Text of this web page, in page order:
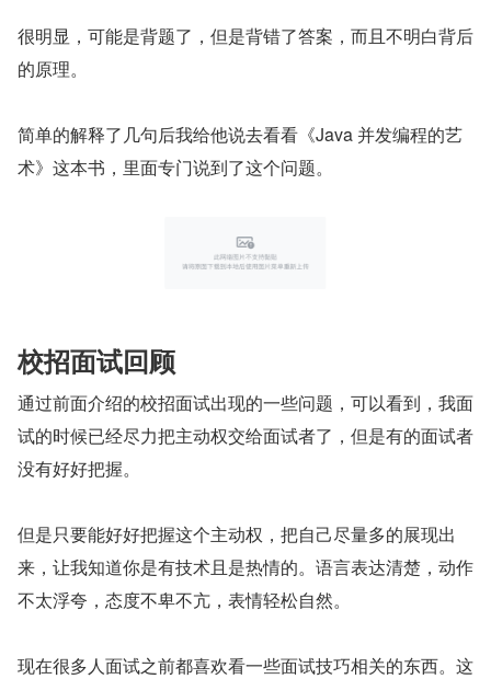
很明显，可能是背题了，但是背错了答案，而且不明白背后
的原理。
简单的解释了几句后我给他说去看看《Java 并发编程的艺
术》这本书，里面专门说到了这个问题。
校招面试回顾
通过前面介绍的校招面试出现的一些问题，可以看到，我面
试的时候已经尽力把主动权交给面试者了，但是有的面试者
没有好好把握。
但是只要能好好把握这个主动权，把自己尽量多的展现出
来，让我知道你是有技术且是热情的。语言表达清楚，动作
不太浮夸，态度不卑不亢，表情轻松自然。
现在很多人面试之前都喜欢看一些面试技巧相关的东西。这